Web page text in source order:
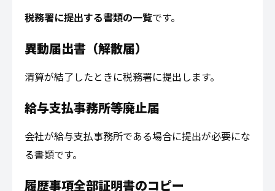
税務署に提出する書類の一覧です。
異動届出書（解散届）
清算が結了したときに税務署に提出します。
給与支払事務所等廃止届
会社が給与支払事務所である場合に提出が必要にな
る書類です。
履歴事項全部証明書のコピー